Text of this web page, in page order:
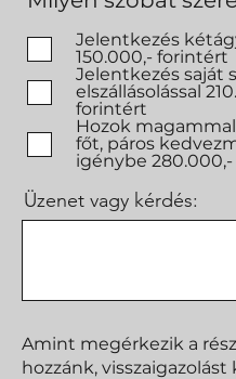
Jelentkezés
150.000,- forintért
Jelentkezés saját
elszállásolással
forintért
Hozok
főt, páros
igénybe
Üzenet vagy kérdés:
Amint megérkezik a
hozzánk,